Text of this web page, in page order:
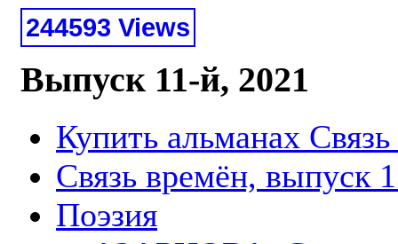
244593 Views
Выпуск 11-й, 2021
Купить альманах
Связь времён, выпуск
Поэзия